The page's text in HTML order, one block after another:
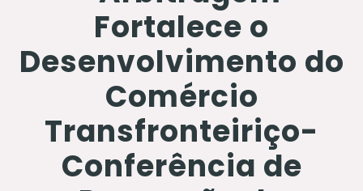
Fortalece o
Desenvolvimento do
Comércio
Transfronteiriço-
Conferência de